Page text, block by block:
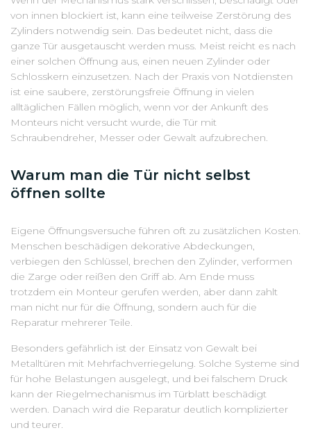
von innen blockiert ist, kann eine teilweise Zerstörung des
Zylinders notwendig sein. Das bedeutet nicht, dass die
ganze Tür ausgetauscht werden muss. Meist reicht es nach
einer solchen Öffnung aus, einen neuen Zylinder oder
Schlosskern einzusetzen. Nach der Praxis von Notdiensten
ist eine saubere, zerstörungsfreie Öffnung in vielen
alltäglichen Fällen möglich, wenn vor der Ankunft des
Monteurs nicht versucht wurde, die Tür mit
Schraubendreher, Messer oder Gewalt aufzubrechen.
Warum man die Tür nicht selbst
öffnen sollte
Eigene Öffnungsversuche führen oft zu zusätzlichen Kosten.
Menschen beschädigen dekorative Abdeckungen,
verbiegen den Schlüssel, brechen den Zylinder, verformen
die Zarge oder reißen den Griff ab. Am Ende muss
trotzdem ein Monteur gerufen werden, aber dann zahlt
man nicht nur für die Öffnung, sondern auch für die
Reparatur mehrerer Teile.
Besonders gefährlich ist der Einsatz von Gewalt bei
Metalltüren mit Mehrfachverriegelung. Solche Systeme sind
für hohe Belastungen ausgelegt, und bei falschem Druck
kann der Riegelmechanismus im Türblatt beschädigt
werden. Danach wird die Reparatur deutlich komplizierter
und teurer.